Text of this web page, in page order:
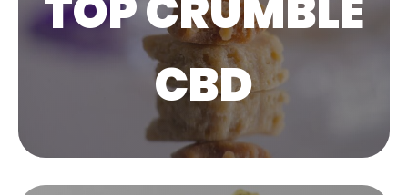
TOP CRUMBLE
CBD